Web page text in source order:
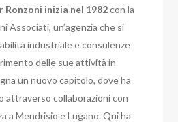
Ronzoni inizia nel 1982con la
Associati, un’agenzia che si
industriale e consulenze
delle sue attività in
un nuovo capitolo, dove ha
attraverso collaborazioni con
a Mendrisio e Lugano. Qui ha